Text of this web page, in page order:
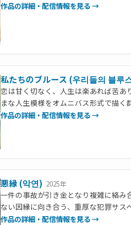
作品の詳細・配信情報を見る →
私たちのブルース (우리들의 블루
恋は甘く切なく、人生は楽あれば苦
まな人生模様をオムニバス形式で描く
作品の詳細・配信情報を見る →
悪縁 (악연) 2025年
一件の事故が引き金となり複雑に絡
ない因縁に向き合う、重厚な犯罪サス
作品の詳細・配信情報を見る →